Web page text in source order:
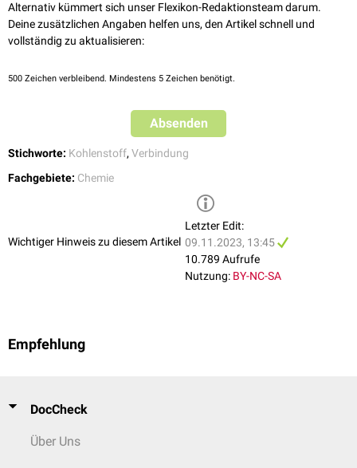
Alternativ kümmert sich unser Flexikon-Redaktionsteam darum.
Deine zusätzlichen Angaben helfen uns, den Artikel schnell und
vollständig zu aktualisieren:
500 Zeichen verbleibend. Mindestens 5 Zeichen benötigt.
Absenden
Stichworte: Kohlenstoff, Verbindung
Fachgebiete: Chemie
Wichtiger Hinweis zu diesem Artikel
Letzter Edit:
09.11.2023, 13:45
10.789 Aufrufe
Nutzung: BY-NC-SA
Empfehlung
DocCheck
Über Uns